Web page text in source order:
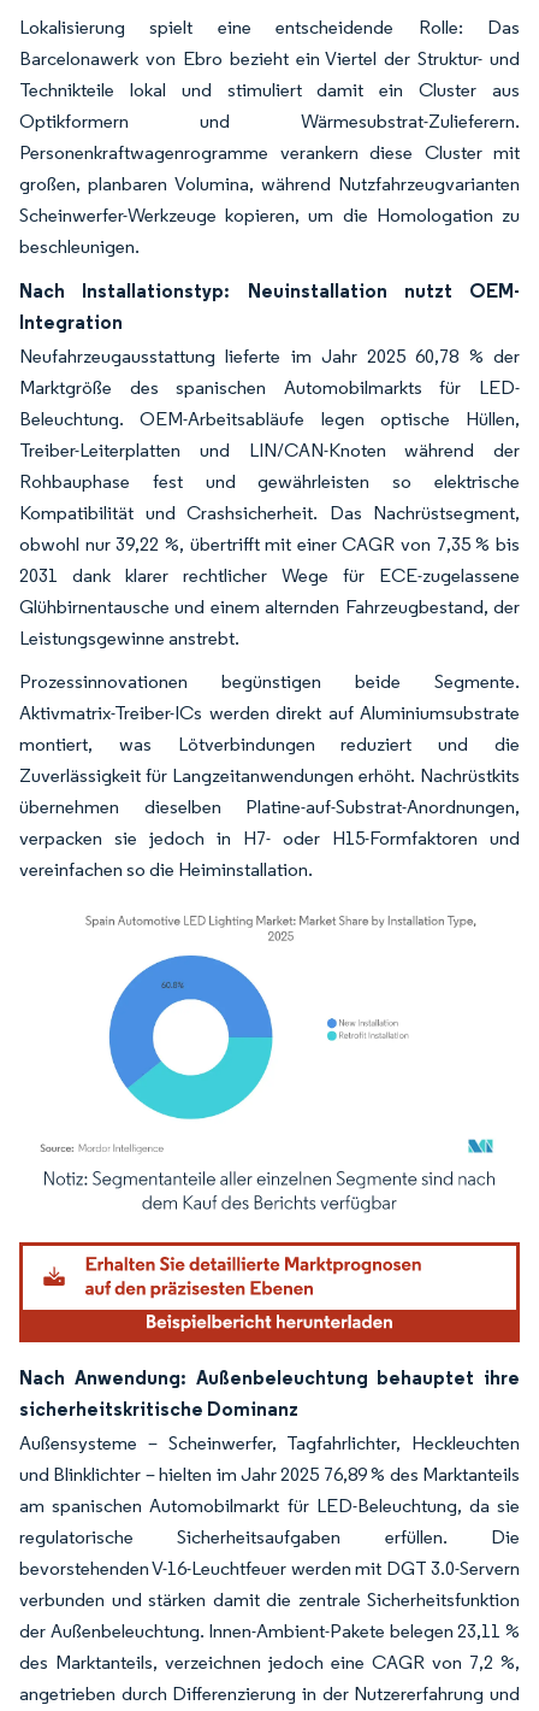
Lokalisierung spielt eine entscheidende Rolle: Das
Barcelonawerk von Ebro bezieht ein Viertel der Struktur- und
Technikteile lokal und stimuliert damit ein Cluster aus
Optikformern und Wärmesubstrat-Zulieferern.
Personenkraftwagenrogramme verankern diese Cluster mit
großen, planbaren Volumina, während Nutzfahrzeugvarianten
Scheinwerfer-Werkzeuge kopieren, um die Homologation zu
beschleunigen.
Nach Installationstyp: Neuinstallation nutzt OEM-
Integration
Neufahrzeugausstattung lieferte im Jahr 2025 60,78 % der
Marktgröße des spanischen Automobilmarkts für LED-
Beleuchtung. OEM-Arbeitsabläufe legen optische Hüllen,
Treiber-Leiterplatten und LIN/CAN-Knoten während der
Rohbauphase fest und gewährleisten so elektrische
Kompatibilität und Crashsicherheit. Das Nachrüstsegment,
obwohl nur 39,22 %, übertrifft mit einer CAGR von 7,35 % bis
2031 dank klarer rechtlicher Wege für ECE-zugelassene
Glühbirnentausche und einem alternden Fahrzeugbestand, der
Leistungsgewinne anstrebt.
Prozessinnovationen begünstigen beide Segmente.
Aktivmatrix-Treiber-ICs werden direkt auf Aluminiumsubstrate
montiert, was Lötverbindungen reduziert und die
Zuverlässigkeit für Langzeitanwendungen erhöht. Nachrüstkits
übernehmen dieselben Platine-auf-Substrat-Anordnungen,
verpacken sie jedoch in H7- oder H15-Formfaktoren und
vereinfachen so die Heiminstallation.
Bild © Mordor Intelligence. Wiederverwendung erfordert Namensnennung
Nach Anwendung: Außenbeleuchtung behauptet ihre
sicherheitskritische Dominanz
Außensysteme – Scheinwerfer, Tagfahrlichter, Heckleuchten
und Blinklichter – hielten im Jahr 2025 76,89 % des Marktanteils
am spanischen Automobilmarkt für LED-Beleuchtung, da sie
regulatorische Sicherheitsaufgaben erfüllen. Die
bevorstehenden V-16-Leuchtfeuer werden mit DGT 3.0-Servern
verbunden und stärken damit die zentrale Sicherheitsfunktion
der Außenbeleuchtung. Innen-Ambient-Pakete belegen 23,11 %
des Marktanteils, verzeichnen jedoch eine CAGR von 7,2 %,
angetrieben durch Differenzierung in der Nutzererfahrung und